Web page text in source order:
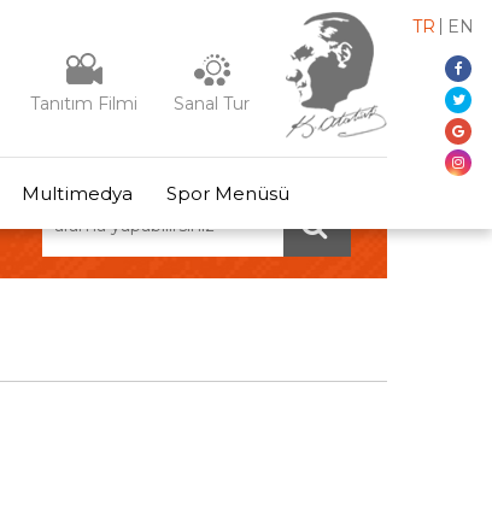
TR EN
Tanıtım Filmi Sanal Tur
Multimedya
Spor Menüsü